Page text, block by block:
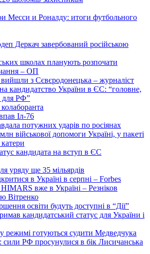
Месси и Роналду: итоги футбольного
Деркач завербований російською
школах планують розпочати
– ОП
вийшли з Сєвєродонецька – журналіст
кандидатство України в ЄС: “головне,
для РФ”
Іл-76
потужних ударів по росіянах
військової допомоги Україні, у пакеті
кандидата на вступ в ЄС
уряду ще 35 мільярдів
в Україні в серпні – Forbes
вже в Україні – Резніков
Вітренко
освіти будуть доступні в “Дії”
кандидатський статус для України і
режимі готуються судити Медведчука
сили РФ просунулися в бік Лисичанська